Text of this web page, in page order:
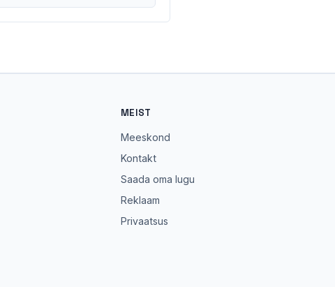
MEIST
Meeskond
Kontakt
Saada oma lugu
Reklaam
Privaatsus